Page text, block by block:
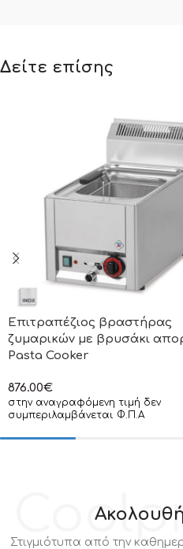
Δείτε επίσης
Επιτραπέζιος βραστήρας
ζυμαρικών με βρυσάκι
Pasta Cooker
876.00€
στην αναγραφόμενη τιμή δεν
συμπεριλαμβάνεται Φ.Π.Α
Στιγμιότυπα από την